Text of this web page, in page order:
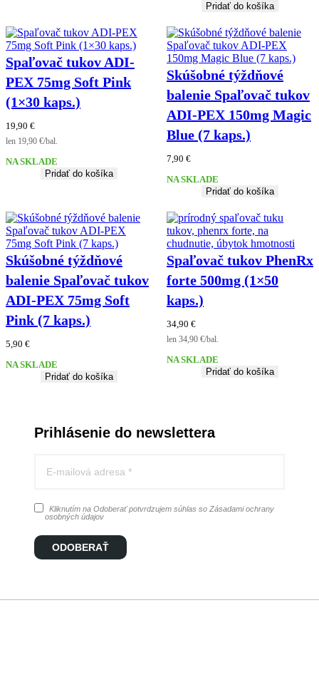
Pridať do košíka
Spaľovač tukov ADI-
PEX 75mg Soft Pink
(1×30 kaps.)
19,90 €
len 19,90 €/bal.
NA SKLADE
Pridať do košíka
Skúšobné týždňové
balenie Spaľovač tukov
ADI-PEX 150mg Magic
Blue (7 kaps.)
7,90 €
NA SKLADE
Pridať do košíka
Skúšobné týždňové
balenie Spaľovač tukov
ADI-PEX 75mg Soft
Pink (7 kaps.)
5,90 €
NA SKLADE
Pridať do košíka
Spaľovač tukov PhenRx
forte 500mg (1×50
kaps.)
34,90 €
len 34,90 €/bal.
NA SKLADE
Pridať do košíka
Prihlásenie do newslettera
Kliknutím na Odoberať potvrdzujem súhlas so Zásadami ochrany
osobných údajov
ODOBERAŤ